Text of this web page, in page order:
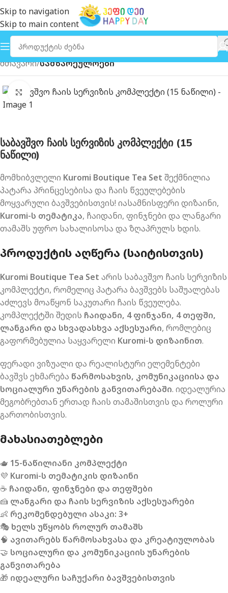
Skip to navigation
Skip to main content
მთავარი სამზარეულოები
გახსნა
საბავშვო ჩაის სერვიზის კომპლექტი (15
ნაწილი)
მომხიბვლელი Kuromi Boutique Tea Set შექმნილია
პატარა პრინცესებისა და ჩაის წვეულებების
მოყვარული ბავშვებისთვის! იასამნისფერი დიზაინი,
Kuromi-ს თემატიკა, ჩაიდანი, ფინჯნები და ლანგარი
თამაშს უფრო სახალისოსა და ზღაპრულს ხდის.
ᲞᲠᲝᲓᲣᲥᲢᲘᲡ ᲐᲦᲬᲔᲠᲐ (ᲡᲐᲘᲢᲘᲡᲗᲕᲘᲡ)
Kuromi Boutique Tea Set არის საბავშვო ჩაის სერვიზის
კომპლექტი, რომელიც პატარა ბავშვებს საშუალებას
აძლევს მოაწყონ საკუთარი ჩაის წვეულება.
კომპლექტში შედის ჩაიდანი, 4 ფინჯანი, 4 თეფში,
ლანგარი და სხვადასხვა აქსესუარი, რომლებიც
გაფორმებულია საყვარელი Kuromi-ს დიზაინით.
ფერადი ვიზუალი და რეალისტური ელემენტები
ბავშვს ეხმარება წარმოსახვის, კომუნიკაციისა და
სოციალური უნარების განვითარებაში. იდეალურია
მეგობრებთან ერთად ჩაის თამაშისთვის და როლური
გართობისთვის.
ᲛᲐᲮᲐᲡᲘᲐᲗᲔᲑᲚᲔᲑᲘ
🫖 15-ნაწილიანი კომპლექტი
💜 Kuromi-ს თემატიკის დიზაინი
☕ ჩაიდანი, ფინჯნები და თეფშები
🍰 ლანგარი და ჩაის სერვიზის აქსესუარები
👶 რეკომენდებული ასაკი: 3+
🎭 ხელს უწყობს როლურ თამაშს
🧠 ავითარებს წარმოსახვასა და კრეატიულობას
🤝 სოციალური და კომუნიკაციის უნარების
განვითარება
🎁 იდეალური საჩუქარი ბავშვებისთვის